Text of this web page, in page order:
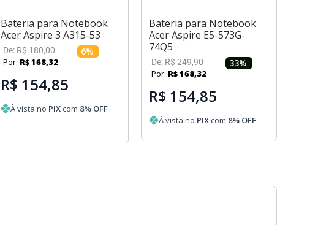
Bateria para Notebook
Acer Aspire 3 A315-53
De:R$180,00 6%
Por: R$168,32
R$ 154,85
À vista no PIXcom 8% OFF
Bateria para Notebook
Acer Aspire E5-573G-
74Q5
De:R$249,90 33%
Por: R$168,32
R$ 154,85
À vista no PIXcom 8% OFF